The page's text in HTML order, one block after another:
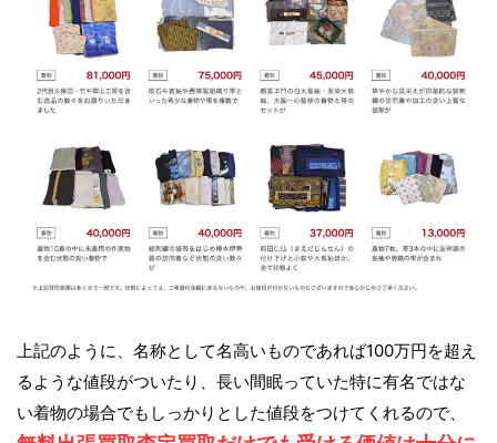
上記のように、名称として名高いものであれば100万円を超え
るような値段がついたり、長い間眠っていた特に有名ではな
い着物の場合でもしっかりとした値段をつけてくれるので、